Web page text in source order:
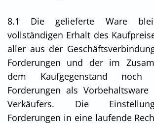
8.1 Die gelieferte Ware
vollständigen Erhalt des
aller aus der
Forderungen und der im
dem Kaufgegenstand noch
Forderungen als Vorbehaltsware
Verkäufers. Die
Forderungen in eine laufende